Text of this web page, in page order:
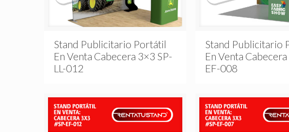
Stand Publicitario Portátil
En Venta Cabecera 3×3 SP-
LL-012
Stand Publicitario
En Venta
EF-008